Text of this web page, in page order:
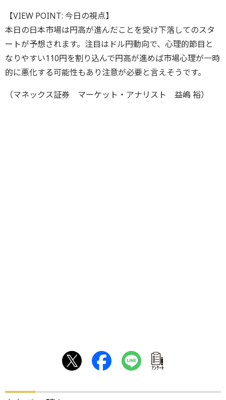
【VIEW POINT: 今日の視点】
本日の日本市場は円高が進んだことを受け下落してのスタ
ートが予想されます。注目はドル円動向で、心理的節目と
なりやすい110円を割り込んで円高が進めば市場心理が一時
的に悪化する可能性もあり注意が必要と言えそうです。
（マネックス証券 マーケット・アナリスト 益嶋 裕）
ｱﾝｹｰﾄ